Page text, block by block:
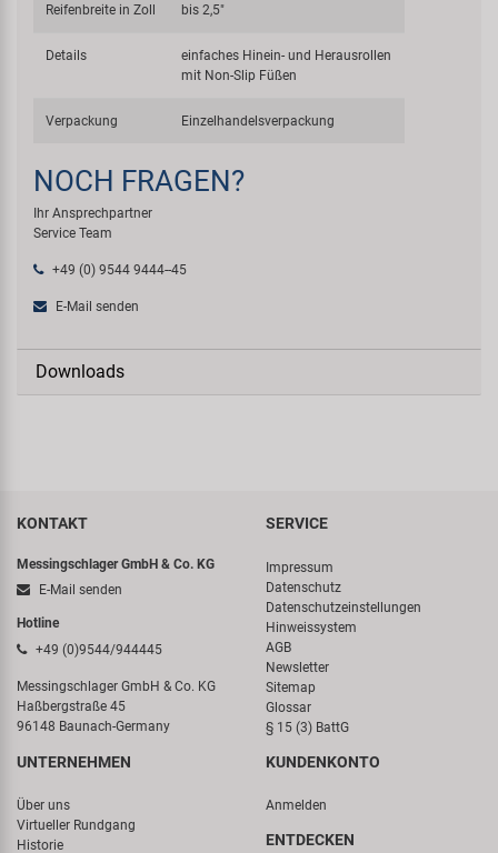
Reifenbreite in Zoll bis 2,5"
Details
einfaches Hinein- und Herausrollen
mit Non-Slip Füßen
Verpackung Einzelhandelsverpackung
NOCH FRAGEN?
Ihr Ansprechpartner
Service Team
+49 (0) 9544 9444--45
E-Mail senden
Downloads
KONTAKT
Messingschlager GmbH & Co. KG
E-Mail senden
Hotline
+49 (0)9544/944445
Messingschlager GmbH & Co. KG
Haßbergstraße 45
96148 Baunach-Germany
SERVICE
Impressum
Datenschutz
Datenschutzeinstellungen
Hinweissystem
AGB
Newsletter
Sitemap
Glossar
§ 15 (3) BattG
UNTERNEHMEN
Über uns
Virtueller Rundgang
Historie
KUNDENKONTO
Anmelden
ENTDECKEN